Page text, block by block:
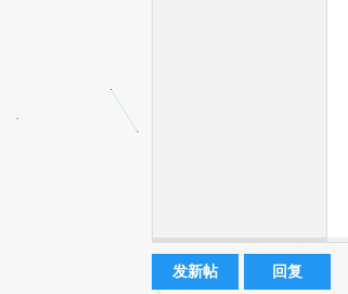
发新帖 回复